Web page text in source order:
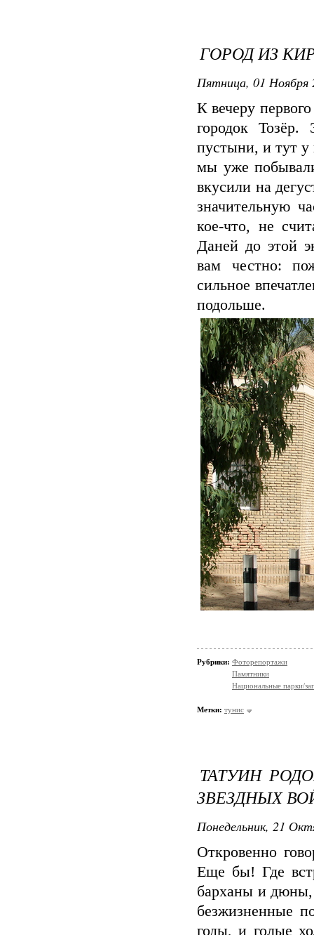
ГОРОД ИЗ
Пятница, 01 Ноября
К вечеру
городок Тозёр.
пустыни, и тут у
мы уже
вкусили на
значительную
кое-что, не
Даней до этой
вам честно:
сильное
подольше.
Рубрики: Фоторепортажи
Памятники
Национальные парки/
Метки: тунис
ТАТУИН
ЗВЕЗДНЫХ
Понедельник, 21
Откровенно
Еще бы! Где
барханы и дюны,
безжизненные
годы, и голые